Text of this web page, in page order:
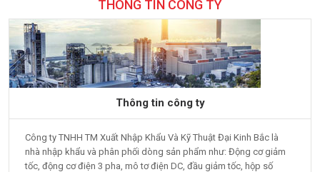
THÔNG TIN CÔNG TY
Thông tin công ty
Công ty TNHH TM Xuất Nhập Khẩu Và Kỹ Thuật Đại Kinh Bắc là
nhà nhập khẩu và phân phối dòng sản phẩm như: Động cơ giảm
tốc, động cơ điện 3 pha, mô tơ điện DC, đầu giảm tốc, hộp số